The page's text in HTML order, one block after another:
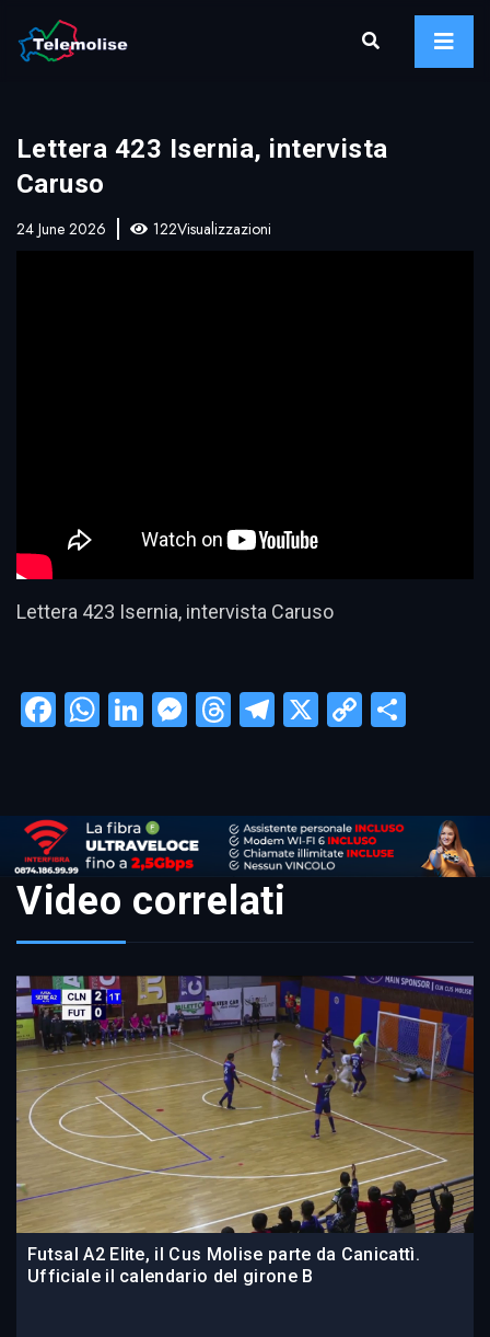
Lettera 423 Isernia, intervista
Caruso
24 June 2026 122Visualizzazioni
Lettera 423 Isernia, intervista Caruso
Facebook
WhatsApp
LinkedIn
Messenger
Threads
Telegram
X
Copy
Video correlati
Futsal A2 Elite, il Cus Molise parte da Canicattì.
Ufficiale il calendario del girone B